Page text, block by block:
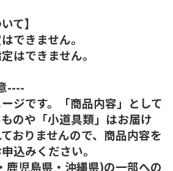
て】
できません。
はできません。
----
ジです。「商品内容」として
のや「小道具類」はお届け
おりませんので、商品内容を
込みください。
児島県・沖縄県)の一部への